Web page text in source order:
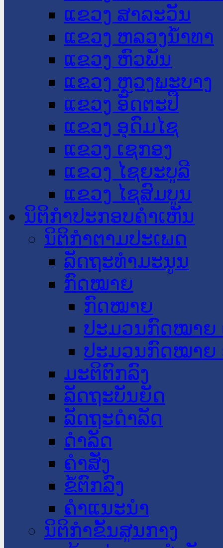
ແຂວງ ສາລະວັນ
ແຂວງ ຫລວງນໍ້າທາ
ແຂວງ ຫົວພັນ
ແຂວງ ຫຼວງພະບາງ
ແຂວງ ອັດຕະປື
ແຂວງ ອຸດົມໄຊ
ແຂວງ ເຊກອງ
ແຂວງ ໄຊຍະບູລີ
ແຂວງ ໄຊສົມບູນ
ນິຕິກໍາປະກອບຄໍາເຫັນ
ນິຕິກໍາຕາມປະເພດ
ລັດຖະທໍາມະນູນ
ກົດໝາຍ
ກົດໝາຍ
ປະມວນກົດໝາຍ
ປະມວນກົດໝາຍ
ມະຕິຕົກລົງ
ລັດຖະບັນຍັດ
ລັດຖະດໍາລັດ
ດໍາລັດ
ຄໍາສັ່ງ
ຂໍ້ຕົກລົງ
ຄໍາແນະນໍາ
ນິຕິກຳຂັ້ນສູນກາງ